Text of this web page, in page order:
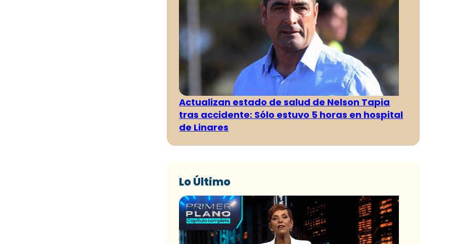
Actualizan estado de salud de Nelson Tapia
tras accidente: Sólo estuvo 5 horas en hospital
de Linares
Lo Último